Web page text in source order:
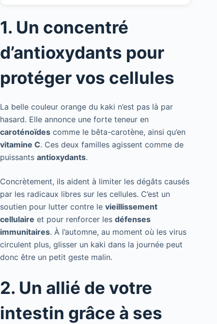
1. Un concentré
d’antioxydants pour
protéger vos cellules
La belle couleur orange du kaki n’est pas là par
hasard. Elle annonce une forte teneur en
caroténoïdes comme le bêta-carotène, ainsi qu’en
vitamine C. Ces deux familles agissent comme de
puissants antioxydants.
Concrètement, ils aident à limiter les dégâts causés
par les radicaux libres sur les cellules. C’est un
soutien pour lutter contre le vieillissement
cellulaire et pour renforcer les défenses
immunitaires. À l’automne, au moment où les virus
circulent plus, glisser un kaki dans la journée peut
donc être un petit geste malin.
2. Un allié de votre
intestin grâce à ses